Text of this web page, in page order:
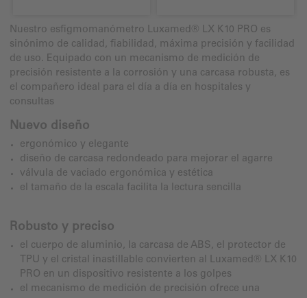
Nuestro esfigmomanómetro Luxamed® LX K10 PRO es
sinónimo de calidad, fiabilidad, máxima precisión y facilidad
de uso. Equipado con un mecanismo de medición de
precisión resistente a la corrosión y una carcasa robusta, es
el compañero ideal para el día a día en hospitales y
consultas
Nuevo diseño
ergonómico y elegante
diseño de carcasa redondeado para mejorar el agarre
válvula de vaciado ergonómica y estética
el tamaño de la escala facilita la lectura sencilla
Robusto y preciso
el cuerpo de aluminio, la carcasa de ABS, el protector de
TPU y el cristal inastillable convierten al Luxamed® LX K10
PRO en un dispositivo resistente a los golpes
el mecanismo de medición de precisión ofrece una